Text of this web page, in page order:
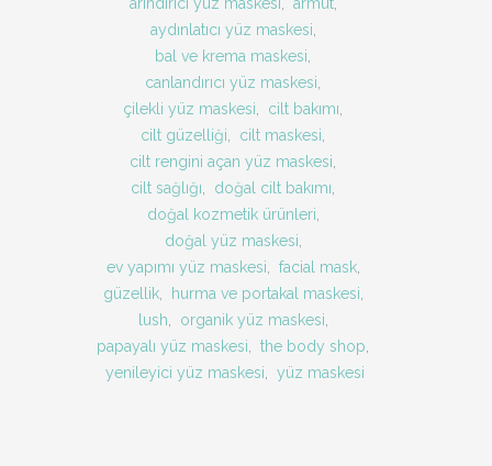
aydınlatıcı yüz maskesi
bal ve krema maskesi
canlandırıcı yüz maskesi
çilekli yüz maskesi
cilt bakımı
cilt güzelliği
cilt maskesi
cilt rengini açan yüz maskesi
cilt sağlığı
doğal cilt bakımı
doğal kozmetik ürünleri
doğal yüz maskesi
ev yapımı yüz maskesi
facial mask,
güzellik, hurma ve portakal maskesi
lush
organik yüz maskesi
papayalı yüz maskesi
the body shop
yenileyici yüz maskesi
yüz maskesi